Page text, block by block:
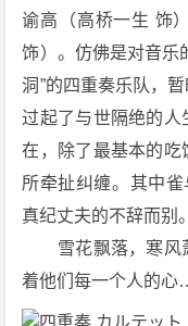
谕高（高桥一生 饰
饰）。仿佛是对音乐
洞”的四重奏乐队，
过起了与世隔绝的人
在，除了最基本的吃
所牵扯纠缠。其中雀
真纪丈夫的不辞而别。
雪花飘落，寒风
着他们每一个人的